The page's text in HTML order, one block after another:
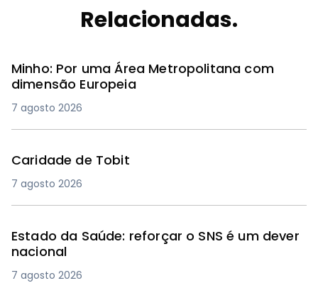
Relacionadas.
Minho: Por uma Área Metropolitana com
dimensão Europeia
7 agosto 2026
Caridade de Tobit
7 agosto 2026
Estado da Saúde: reforçar o SNS é um dever
nacional
7 agosto 2026